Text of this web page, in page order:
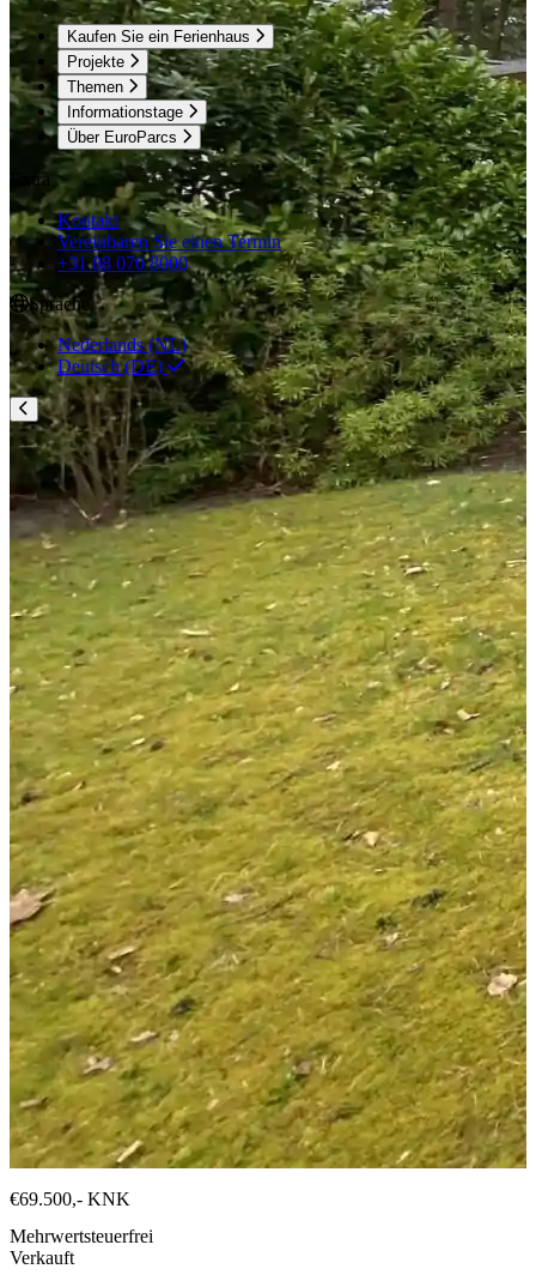
Kaufen Sie ein Ferienhaus
Projekte
Themen
Informationstage
Über EuroParcs
Extra
Kontakt
Vereinbaren Sie einen Termin
+31 88 070 8000
Sprache
Nederlands (NL)
Deutsch (DE)
€69.500,- KNK
Mehrwertsteuerfrei
Verkauft